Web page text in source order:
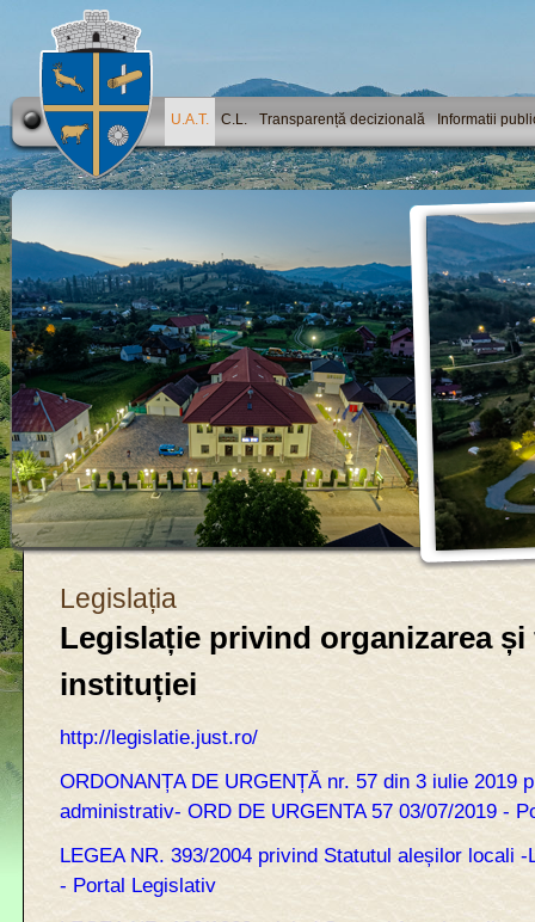
U.A.T. C.L. Transparență decizională Informatii
Legislația
Legislație privind organizarea
instituției
http://legislatie.just.ro/
ORDONANȚA DE URGENȚĂ nr. 57 din 3 iulie 2019
administrativ- ORD DE URGENTA 57 03/07/2019 -
LEGEA NR. 393/2004 privind Statutul aleșilor locali -
- Portal Legislativ